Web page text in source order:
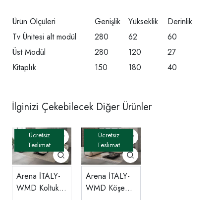
Ürün Ölçüleri Genişlik Yükseklik
Derinlik
Tv Ünitesi alt modül
280 62
60
Üst Modül
280 120
27
Kitaplık
150 180 40
İlginizi Çekebilecek Diğer Ürünler
Arena İTALY-
WMD Koltuk
Arena İTALY-
WMD Köşe